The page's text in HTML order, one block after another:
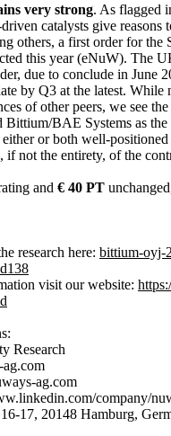
very strong. As flagged
catalysts give reasons
others, a first order for the
this year (eNuW). The
due to conclude in June
by Q3 at the latest. While
of other peers, we see
Bittium/BAE Systems as
or both well-positioned
if not the entirety, of the
and € 40 PT
research here: bittium-oyj-
visit our website:
Research
ag.com
company/
17, 20148 Hamburg,